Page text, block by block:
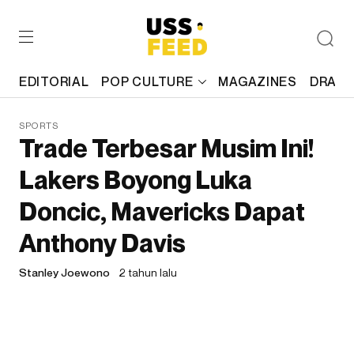
EDITORIAL POP CULTURE MAGAZINES
SPORTS
Trade Terbesar Musim Ini!
Lakers Boyong Luka
Doncic, Mavericks Dapat
Anthony Davis
Stanley Joewono 2 tahun lalu